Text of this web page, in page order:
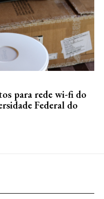
para rede wi-fi do
Federal do